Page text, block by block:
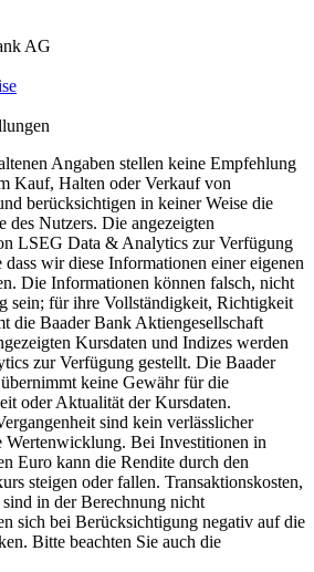
AG
Angaben stellen keine Empfehlung
Kauf, Halten oder Verkauf von
berücksichtigen in keiner Weise die
des Nutzers. Die angezeigten
LSEG Data & Analytics zur Verfügung
dass wir diese Informationen einer eigenen
Die Informationen können falsch, nicht
sein; für ihre Vollständigkeit, Richtigkeit
die Baader Bank Aktiengesellschaft
Kursdaten und Indizes werden
zur Verfügung gestellt. Die Baader
keine Gewähr für die
oder Aktualität der Kursdaten.
sind kein verlässlicher
Bei Investitionen in
Euro kann die Rendite durch den
steigen oder fallen. Transaktionskosten,
in der Berechnung nicht
sich bei Berücksichtigung negativ auf die
Bitte beachten Sie auch die